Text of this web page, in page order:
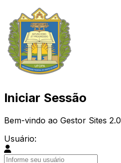
Iniciar Sessão
Bem-vindo ao Gestor Sites 2.0
Usuário: